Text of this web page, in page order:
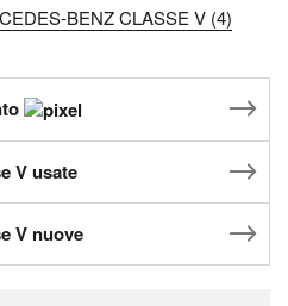
BENZ CLASSE V (4)
V usate
V nuove